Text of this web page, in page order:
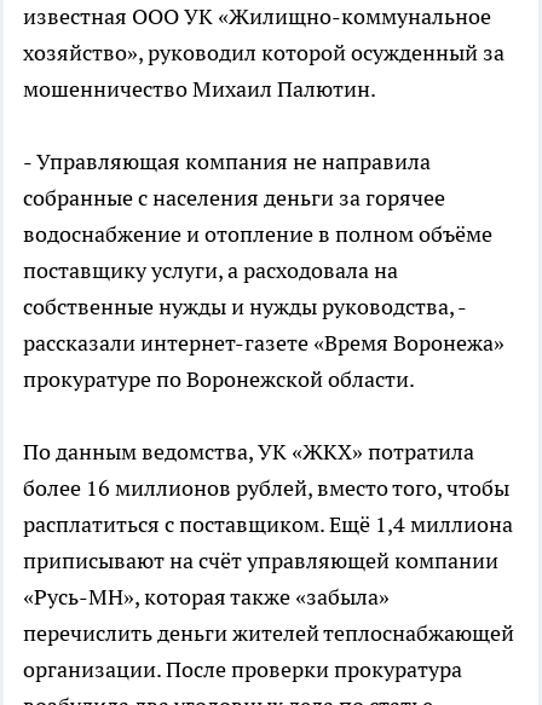
известная ООО УК «Жилищно-коммунальное
хозяйство», руководил которой осужденный за
мошенничество Михаил Палютин.
- Управляющая компания не направила
собранные с населения деньги за горячее
водоснабжение и отопление в полном объёме
поставщику услуги, а расходовала на
собственные нужды и нужды руководства, -
рассказали интернет-газете «Время Воронежа»
прокуратуре по Воронежской области.
По данным ведомства, УК «ЖКХ» потратила
более 16 миллионов рублей, вместо того, чтобы
расплатиться с поставщиком. Ещё 1,4 миллиона
приписывают на счёт управляющей компании
«Русь-МН», которая также «забыла»
перечислить деньги жителей теплоснабжающей
организации. После проверки прокуратура